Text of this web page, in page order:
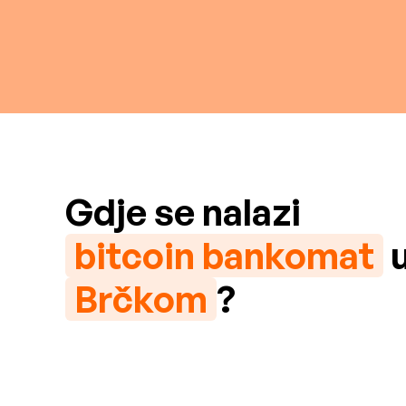
Gdje se nalazi
bitcoin bankomat
Brčkom ?